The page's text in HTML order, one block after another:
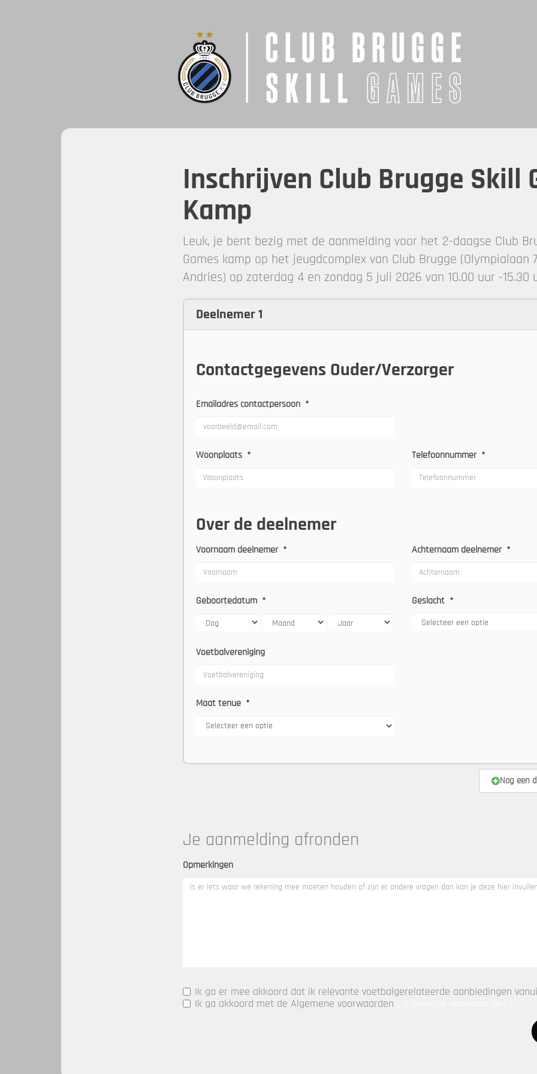
Inschrijven Club Brugge Skill
Kamp
Leuk, je bent bezig met de aanmelding voor het 2-daagse Club
Games kamp op het jeugdcomplex van Club Brugge (Olympialaan
Andries) op zaterdag 4 en zondag 5 juli 2026 van 10.00 uur -15.30
Deelnemer 1
Contactgegevens Ouder/Verzorger
Emailadres contactpersoon *
Woonplaats * Telefoonnummer *
Over de deelnemer
Voornaam deelnemer * Achternaam deelnemer *
Geboortedatum * Geslacht *
Voetbalvereniging
Maat tenue *
Nog een
Je aanmelding afronden
Opmerkingen
Ik ga er mee akkoord dat ik relevante voetbalgerelateerde aanbiedingen
Ik ga akkoord met de Algemene voorwaarden